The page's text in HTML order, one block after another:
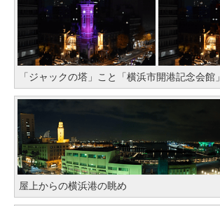
「ジャックの塔」こと「横浜市開港記念会館」
屋上からの横浜港の眺め